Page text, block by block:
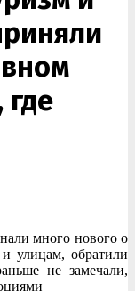
много нового о
улицам, обратили
не замечали,